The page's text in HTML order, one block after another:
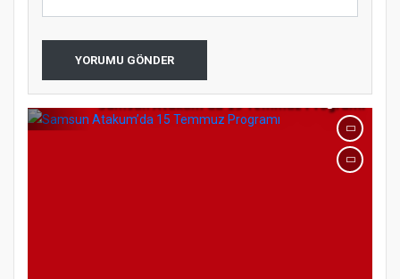
YORUMU GÖNDER